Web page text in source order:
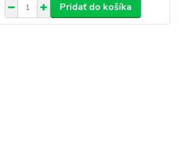
Pridať do košíka